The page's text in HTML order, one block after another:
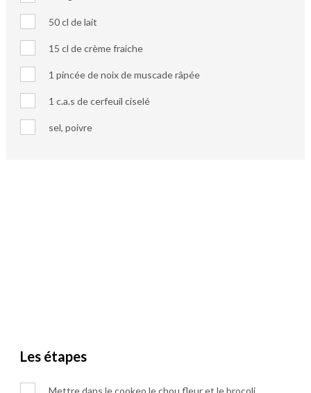
50 cl de lait
15 cl de crème fraiche
1 pincée de noix de muscade râpée
1 c.a.s de cerfeuil ciselé
sel, poivre
Les étapes